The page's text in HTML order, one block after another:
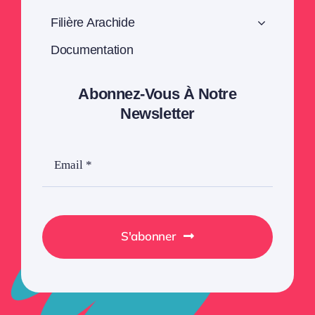
Filière Arachide
Documentation
Abonnez-Vous À Notre
Newsletter
S'abonner